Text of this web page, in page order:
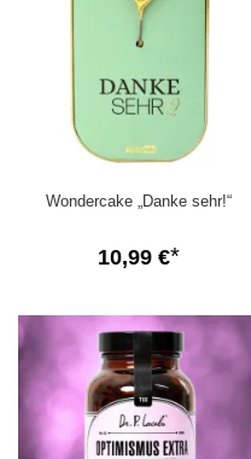
Wondercake „Danke sehr!“
10,99 €